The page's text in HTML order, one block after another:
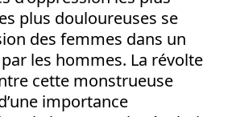
plus douloureuses se
des femmes dans un
les hommes. La révolte
cette monstrueuse
importance